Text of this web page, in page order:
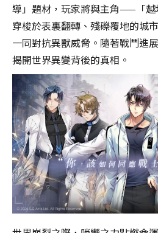
導」題材，玩家將與主角——「越
穿梭於表裏翻轉、殘礫覆地的城
一同對抗異獸威脅。隨著戰鬥進
揭開世界異變背後的真相。